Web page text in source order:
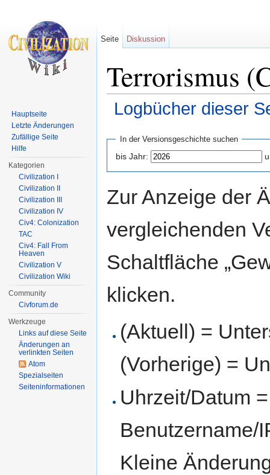
Terrorismus
Logbücher dieser
In der Versionsgeschichte suchen
bis Jahr:
Zur Anzeige der
vergleichenden
Schaltfläche
klicken.
(Aktuell) =
(Vorherige) =
Uhrzeit/Datum
Benutzername/
Kleine
Seite Diskussion
Hauptseite
Letzte Änderungen
Zufällige Seite
Hilfe
Kategorien
Civilization I
Civilization II
Civilization III
Civilization IV
Civ4: Colonization
TAC
Civ4: Fall From
Heaven
Civilization V
Civilization Wiki
Community
Civforum.de
Werkzeuge
Links auf diese Seite
Änderungen an
verlinkten Seiten
Atom
Spezialseiten
Seiten­informationen